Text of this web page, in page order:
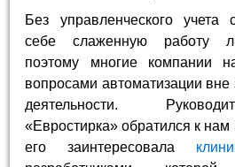
Без управленческого учета
себе слаженную работу
поэтому многие компании
вопросами автоматизации вне
деятельности.
«Евростирка» обратился к
его заинтересовала